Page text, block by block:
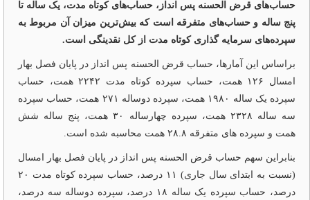
حساب‌های قرض الحسنه پس انداز، حساب‌های کوتاه مدت، یک ساله تا
پنج ساله و حساب‌های متفرقه است که بیش‌ترین میزان آن مربوط به
سپرده‌های سرمایه گذاری کوتاه مدت از کل نقدینگی است.
براساس این آمارها، حساب قرض الحسنه پس انداز در پایان فصل بهار
امسال ۱۲۶ همت، حساب سپرده کوتاه مدت ۲۲۴۲ همت، حساب
سپرده یک ساله ۱۹۸۰ همت، سپرده دوساله ۲۷۱ همت، حساب سپرده
سه ساله ۲۳۲۸ همت، سپرده چهارساله ۳۰ همت، پنج ساله شش
همت و سپرده های متفرقه ۲۸.۸ همت محاسبه شده است.
بنابراین سهم حساب قرض الحسنه پس انداز در پایان فصل بهار امسال
(نسبت به ابتدای سال جاری) ۱۱ درصد، حساب سپرده کوتاه مدت ۲۰
درصد، حساب سپرده یک ساله ۱۸ درصد، سپرده دوساله سه درصد،